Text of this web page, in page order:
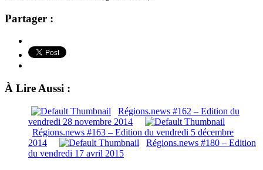
Partager :
À Lire Aussi :
Régions.news #162 – Edition du
vendredi 28 novembre 2014
Régions.news #163 – Edition du vendredi 5 décembre
2014
Régions.news #180 – Edition
du vendredi 17 avril 2015